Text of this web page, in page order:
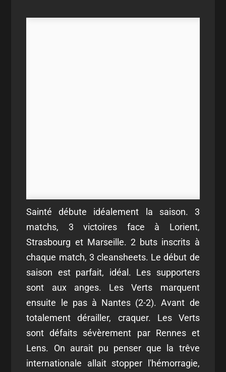
Sainté débute idéalement la saison. 3
matchs, 3 victoires face à Lorient,
Strasbourg et Marseille. 2 buts inscrits à
chaque match, 3 cleansheets. Le début de
saison est parfait, idéal. Les supporters
sont aux anges. Les Verts marquent
ensuite le pas à Nantes (2-2). Avant de
totalement dérailler, craquer. Les Verts
sont défaits sévèrement par Rennes et
Lens. On aurait pu penser que la trêve
internationale allait stopper l'hémorragie,